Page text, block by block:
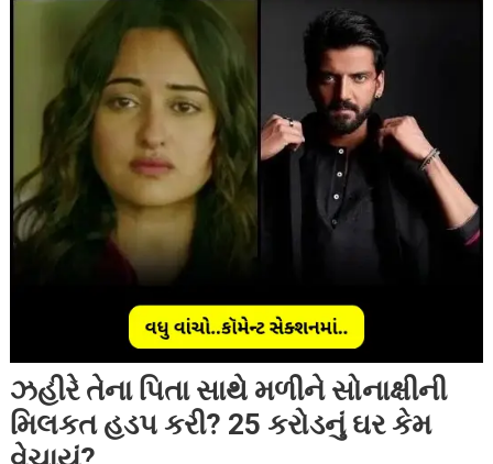
ઝહીરે તેના પિતા સાથે મળીને સોનાક્ષીની
મિલકત હડપ કરી? 25 કરોડનું ઘર કેમ